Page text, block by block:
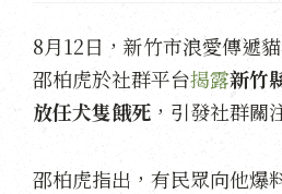
8月12日，新竹市浪愛傳遞
邵柏虎於社群平台揭露新竹
放任犬隻餓死 ，引發社群關
邵柏虎指出，有民眾向他爆